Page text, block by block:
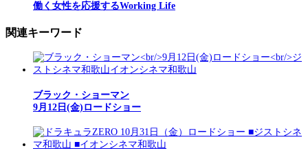
働く女性を応援するWorking Life
関連キーワード
ブラック・ショーマン
9月12日(金)ロードショー